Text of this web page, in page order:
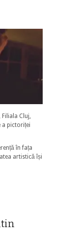
Cluj,
a pictoriței
în fața
artistică își